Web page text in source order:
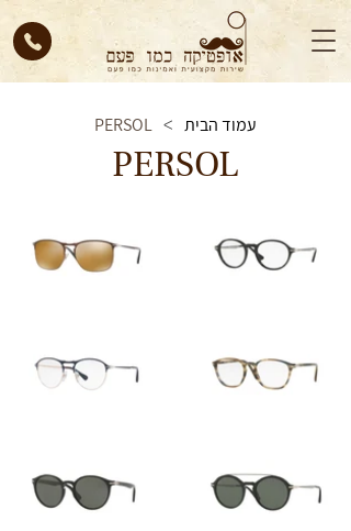
עמוד הבית >
PERSOL
PERSOL